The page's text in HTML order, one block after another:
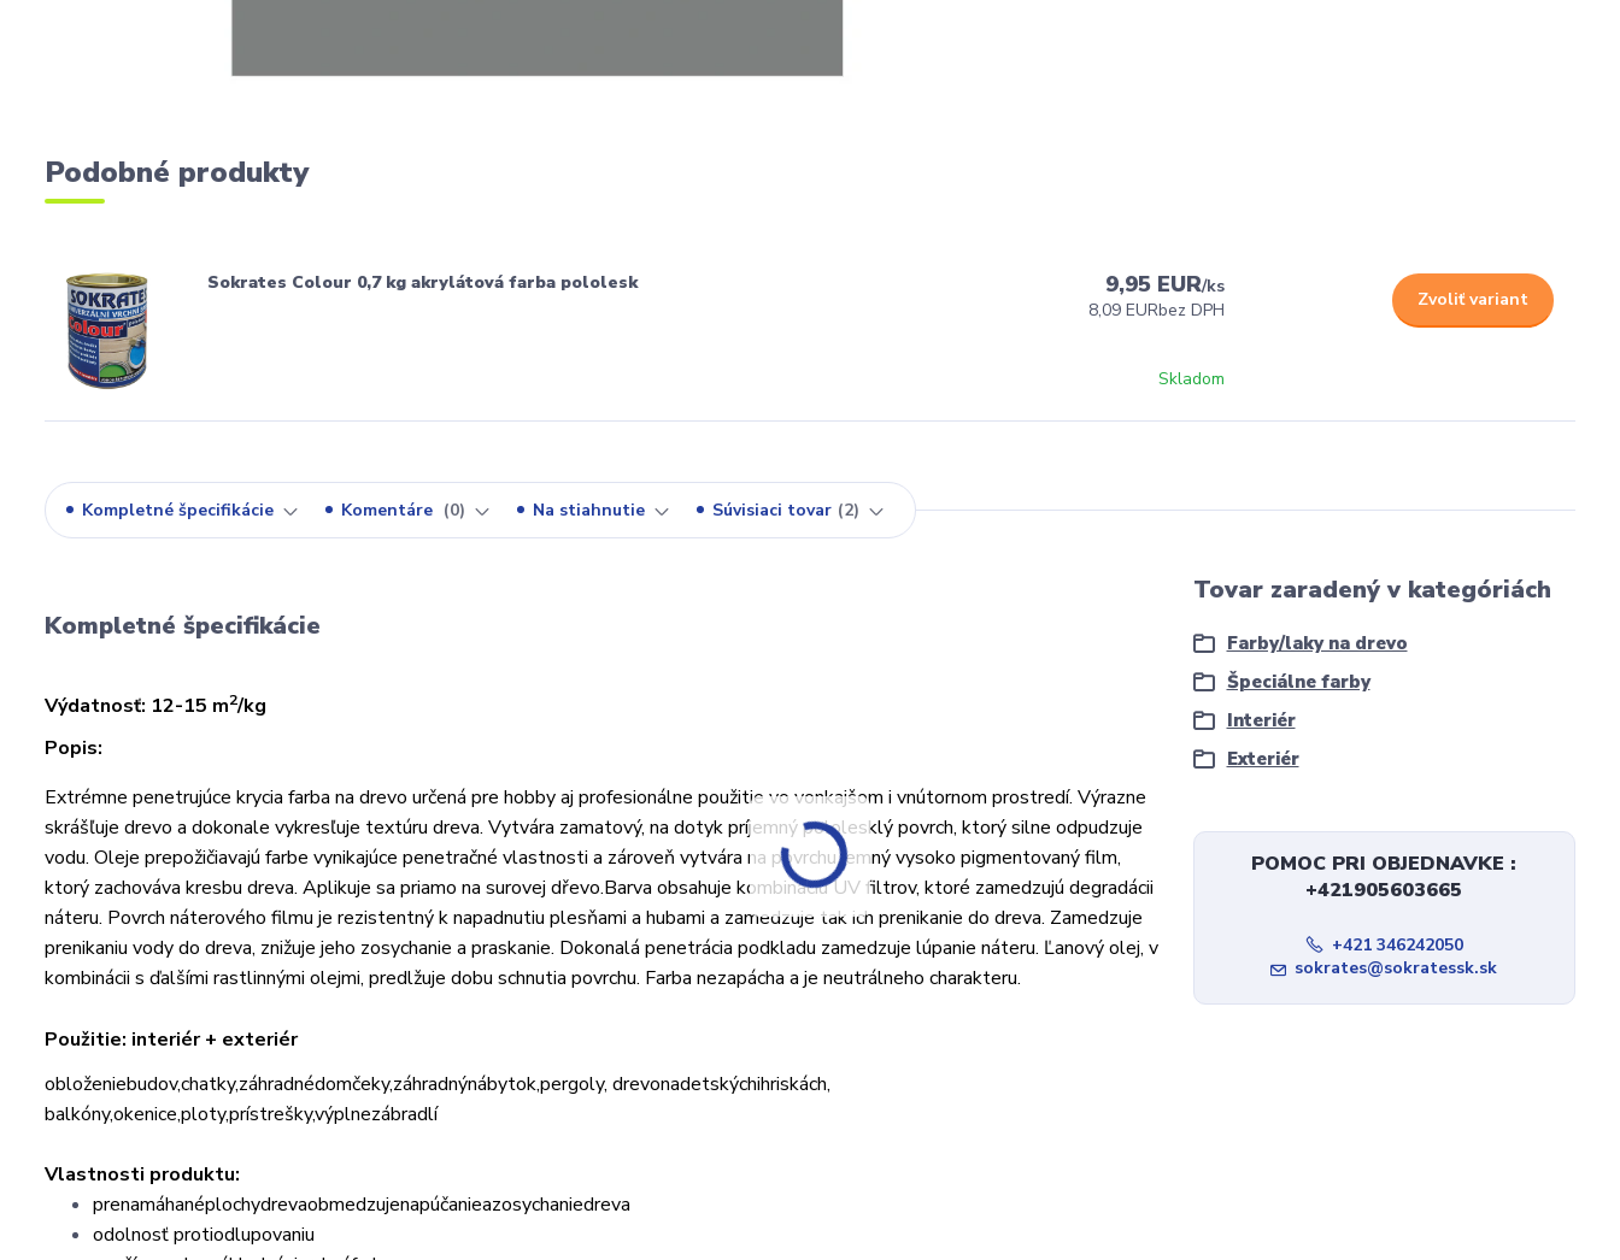
Podobné produkty
Sokrates Colour 0,7 kg akrylátová farba pololesk 9,95 EUR/ks
8,09 EURbez DPH
Skladom
Zvoliť variant
Kompletné špecifikácie Komentáre 0 Na stiahnutie Súvisiaci tovar 2
Kompletné špecifikácie
Výdatnosť: 12-15 m2/kg
Popis:
Extrémne penetrujúce krycia farba na drevo určená pre hobby aj profesionálne použitie vo vonkajšom i vnútornom prostredí. Výrazne
skrášľuje drevo a dokonale vykresľuje textúru dreva. Vytvára zamatový, na dotyk príjemný pololesklý povrch, ktorý silne odpudzuje
vodu. Oleje prepožičiavajú farbe vynikajúce penetračné vlastnosti a zároveň vytvára na povrchu jemný vysoko pigmentovaný film,
ktorý zachováva kresbu dreva. Aplikuje sa priamo na surovej dřevo.Barva obsahuje kombináciu UV filtrov, ktoré zamedzujú degradácii
náteru. Povrch náterového filmu je rezistentný k napadnutiu plesňami a hubami a zamedzuje tak ich prenikanie do dreva. Zamedzuje
prenikaniu vody do dreva, znižuje jeho zosychanie a praskanie. Dokonalá penetrácia podkladu zamedzuje lúpanie náteru. Ľanový olej, v
kombinácii s ďalšími rastlinnými olejmi, predlžuje dobu schnutia povrchu. Farba nezapácha a je neutrálneho charakteru.
Použitie: interiér + exteriér
obloženiebudov,chatky,záhradnédomčeky,záhradnýnábytok,pergoly, drevonadetskýchihriskách,
balkóny,okenice,ploty,prístrešky,výplnezábradlí
Vlastnosti produktu:
prenamáhanéplochydrevaobmedzujenapúčanieazosychaniedreva
odolnosť protiodlupovaniu
Tovar zaradený v kategóriách
Farby/laky na drevo
Špeciálne farby
Interiér
Exteriér
POMOC PRI OBJEDNAVKE :
+421905603665
+421 346242050
sokrates@sokratessk.sk